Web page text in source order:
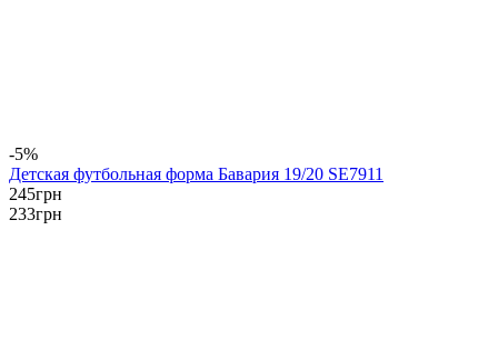
-5%
Детская футбольная форма Бавария 19/20 SE7911
245грн
233грн